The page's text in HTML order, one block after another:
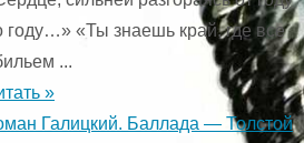
году…» «Ты знаешь край, где все
...
»
Галицкий. Баллада — Толстой